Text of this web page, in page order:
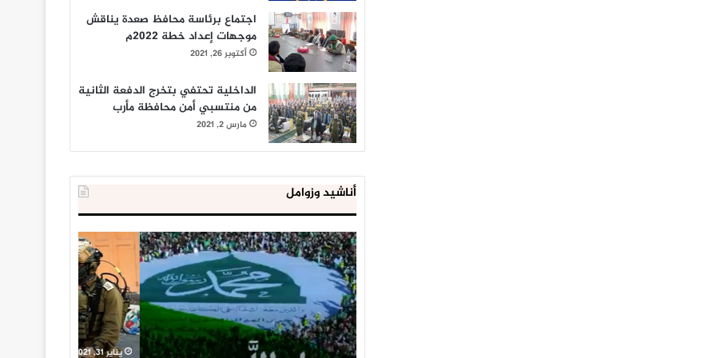
اجتماع برئاسة محافظ صعدة يناقش
موجهات إعداد خطة 2022م
أكتوبر 26, 2021
الداخلية تحتفي بتخرج الدفعة الثانية
من منتسبي أمن محافظة مأرب
مارس 2, 2021
أناشيد وزوامل
العدو
الإسرائيلي
اعتقل
543
طفلا
فلسطينيا
خلال
يناير 31, 2021
الداخلية
المصرية
تعلن
إحباط
‘مخطط
كبير’
للإخوان